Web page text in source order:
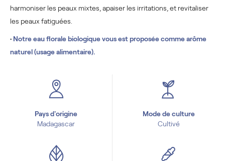
harmoniser les peaux mixtes, apaiser les irritations, et revitaliser
les peaux fatiguées.
• Notre eau florale biologique vous est proposée comme arôme
naturel (usage alimentaire).
Pays d'origine
Madagascar
Mode de culture
Cultivé